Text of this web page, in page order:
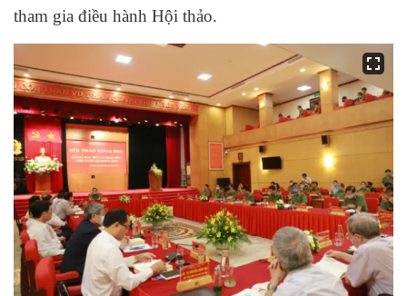
tham gia điều hành Hội thảo.